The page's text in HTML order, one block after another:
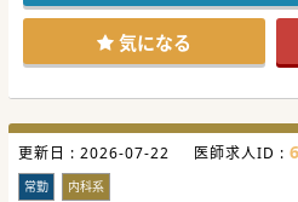
■すでに入職済みの若手医師ら
もに、立ち上げ期のクリニック
充が急務です。
■2階に訪問看護やリハビリの
種と密に連携しながら診療を行
■若手から中堅まで複数名の医
さずとも互いに助け合いながら勤
■法人全体で総合診療医が多数
ンコール対応などグループ全体で
気になる
更新日 : 2026-07-22 医師求人ID :
常勤 内科系